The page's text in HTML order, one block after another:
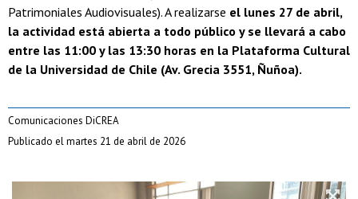
Patrimoniales Audiovisuales). A realizarse el lunes 27 de abril,
la actividad está abierta a todo público y se llevará a cabo
entre las 11:00 y las 13:30 horas en la Plataforma Cultural
de la Universidad de Chile (Av. Grecia 3551, Ñuñoa).
Comunicaciones DiCREA
Publicado el martes 21 de abril de 2026